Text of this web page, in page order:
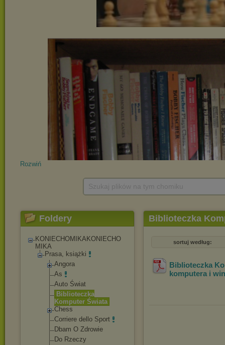
Rozwiń
Foldery
KONIECHOMIKAKONIECHO
MIKA
Prasa, książki
Angora
As
Auto Świat
Biblioteczka
Komputer Świata
Chess
Corriere dello Sport
Dbam O Zdrowie
Do Rzeczy
Biblioteczka
sortuj według:
Biblioteczka
komputera i